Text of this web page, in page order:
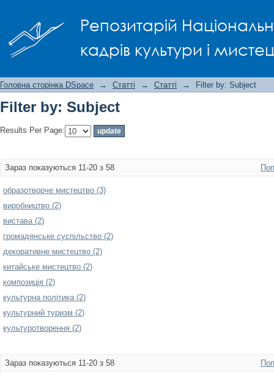
Репозитарій
кадрів культури і
Головна сторінка DSpace → Статті → Статті → Filter by: Subject
Filter by: Subject
Results Per Page:
Зараз показуються 11-20 з 58
образотворче мистецтво (3)
виробництво (2)
вистава (2)
громадянське суспільство (2)
декоративне мистецтво (2)
китайське мистецтво (2)
композиція (2)
культурна політика (2)
культурний туризм (2)
культуротворення (2)
Зараз показуються 11-20 з 58